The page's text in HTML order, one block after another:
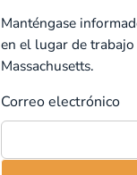
Manténgase
en el lugar de
Massachusetts.
Correo electrónico